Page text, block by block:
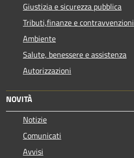
Giustizia e sicurezza pubblica
Tributi,finanze e contravvenzioni
Ambiente
Salute, benessere e assistenza
Autorizzazioni
NOVITÀ
Notizie
Comunicati
Avvisi